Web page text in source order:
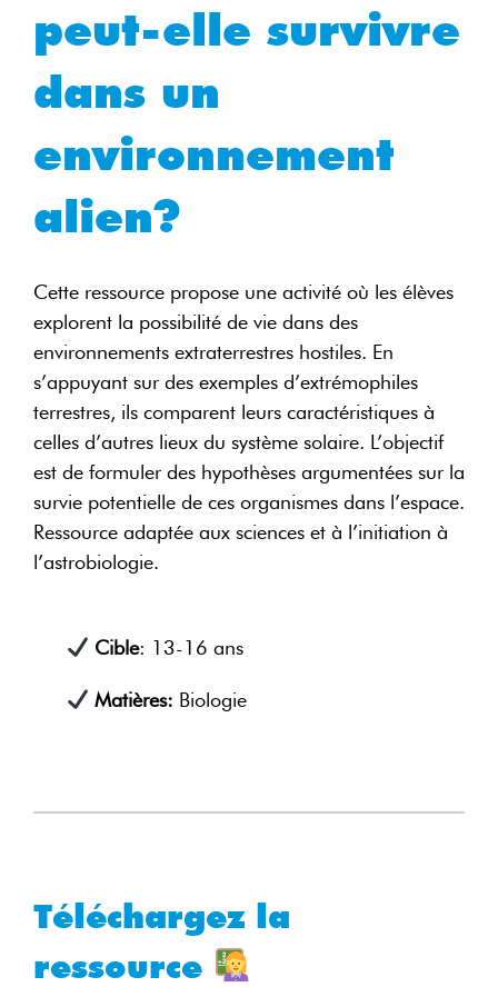
peut-elle survivre
dans un
environnement
alien?
Cette ressource propose une activité où les élèves
explorent la possibilité de vie dans des
environnements extraterrestres hostiles. En
s’appuyant sur des exemples d’extrémophiles
terrestres, ils comparent leurs caractéristiques à
celles d’autres lieux du système solaire. L’objectif
est de formuler des hypothèses argumentées sur la
survie potentielle de ces organismes dans l’espace.
Ressource adaptée aux sciences et à l’initiation à
l’astrobiologie.
Cible: 13-16 ans
Matières: Biologie
Téléchargez la
ressource